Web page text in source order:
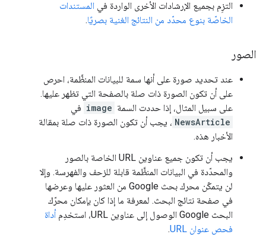
التزِم بجميع الإرشادات الأخرى الواردة في المستندات
الخاصّة بنوع محدّد من النتائج الغنية بصريًا.
الصور
عند تحديد صورة على أنها سمة للبيانات المنظَّمة، احرص
على أن تكون الصورة ذات صلة بالصفحة التي تظهر عليها.
على سبيل المثال، إذا حددت السمة image في
NewsArticle ، يجب أن تكون الصورة ذات صلة بمقالة
الأخبار هذه.
يجب أن تكون جميع عناوين URL الخاصة بالصور
والمحدّدة في البيانات المنظَّمة قابلة للزحف والفهرسة. وإلا
لن يتمكّن محرك بحث Google من العثور عليها وعرضها
في صفحة نتائج البحث. لمعرفة ما إذا كان بإمكان محرّك
البحث Google الوصول إلى عناوين URL، استخدِم
أداة
فحص عنوان URL
.